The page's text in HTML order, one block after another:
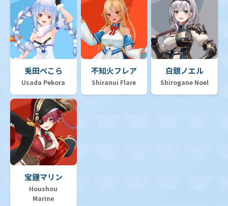
兎田ぺこら
Usada Pekora
不知火フレア
Shiranui Flare
白銀ノエル
Shirogane Noel
宝鐘マリン
Houshou
Marine